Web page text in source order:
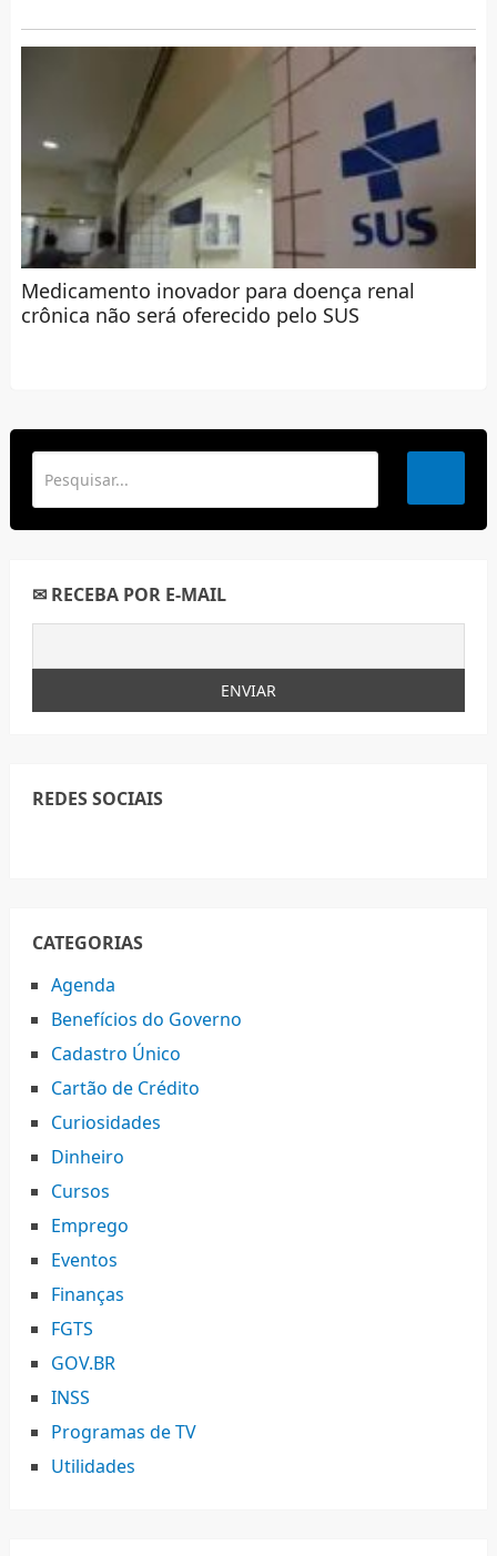
Medicamento inovador para doença renal
crônica não será oferecido pelo SUS
✉ RECEBA POR E-MAIL
REDES SOCIAIS
CATEGORIAS
Agenda
Benefícios do Governo
Cadastro Único
Cartão de Crédito
Curiosidades
Dinheiro
Cursos
Emprego
Eventos
Finanças
FGTS
GOV.BR
INSS
Programas de TV
Utilidades